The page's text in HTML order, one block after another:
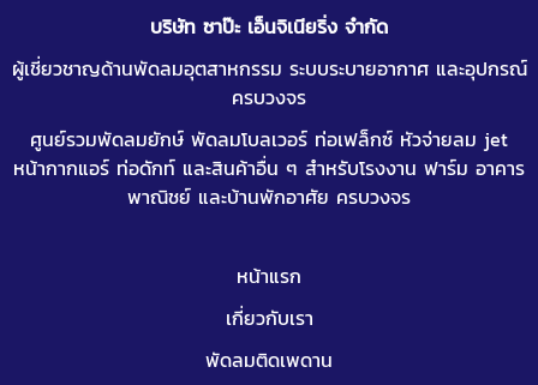
บริษัท ซาป๊ะ เอ็นจิเนียริ่ง จำกัด
ผู้เชี่ยวชาญด้านพัดลมอุตสาหกรรม ระบบระบายอากาศ และอุปกรณ์
ครบวงจร
ศูนย์รวมพัดลมยักษ์ พัดลมโบลเวอร์ ท่อเฟล็กซ์ หัวจ่ายลม jet
หน้ากากแอร์ ท่อดักท์ และสินค้าอื่น ๆ สำหรับโรงงาน ฟาร์ม อาคาร
พาณิชย์ และบ้านพักอาศัย ครบวงจร
หน้าแรก
เกี่ยวกับเรา
พัดลมติดเพดาน